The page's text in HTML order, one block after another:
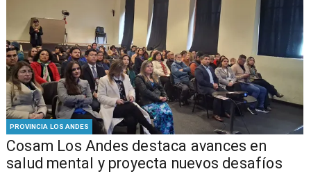
PROVINCIA LOS ANDES
Cosam Los Andes destaca avances en
salud mental y proyecta nuevos desafíos